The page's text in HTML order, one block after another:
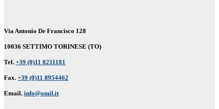
Via Antonio De Francisco 128
10036 SETTIMO TORINESE (TO)
Tel. +39 (0)11 8211181
Fax. +39 (0)11 8954462
Email. info@omil.it